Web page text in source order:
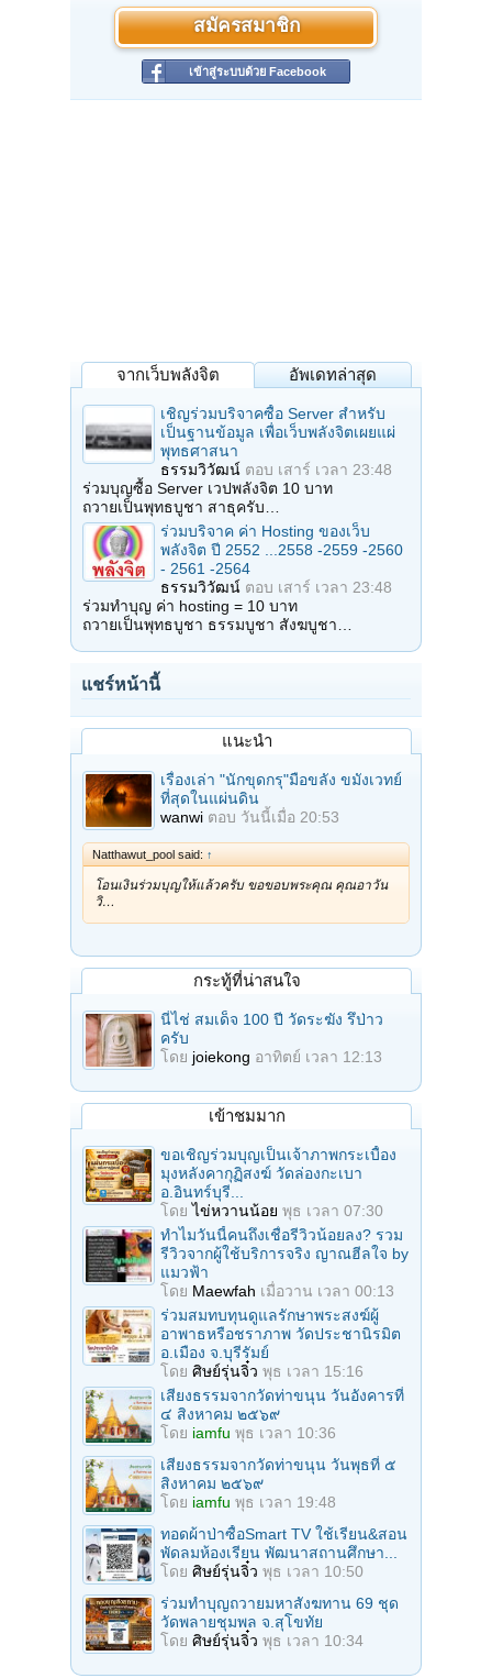
สมัครสมาชิก
เข้าสู่ระบบด้วย Facebook
จากเว็บพลังจิต อัพเดทล่าสุด
เชิญร่วมบริจาคซื้อ Server สำหรับ
เป็นฐานข้อมูล เพื่อเว็บพลังจิตเผยแผ่
พุทธศาสนา
ธรรมวิวัฒน์ ตอบ เสาร์ เวลา 23:48
ร่วมบุญซื้อ Server เวปพลังจิต 10 บาท
ถวายเป็นพุทธบูชา สาธุครับ…
ร่วมบริจาค ค่า Hosting ของเว็บ
พลังจิต ปี 2552 ...2558 -2559 -2560
- 2561 -2564
ธรรมวิวัฒน์ ตอบ เสาร์ เวลา 23:48
ร่วมทำบุญ ค่า hosting = 10 บาท
ถวายเป็นพุทธบูชา ธรรมบูชา สังฆบูชา…
แชร์หน้านี้
แนะนำ
เรื่องเล่า "นักขุดกรุ"มือขลัง ขมังเวทย์
ที่สุดในแผ่นดิน
wanwi ตอบ วันนี้เมื่อ 20:53
Natthawut_pool said: ↑
โอนเงินร่วมบุญให้แล้วครับ ขอขอบพระคุณ คุณอาวัน
วิ…
กระทู้ที่น่าสนใจ
นี่ไช่ สมเด็จ 100 ปี วัดระฆัง รึป่าว
ครับ
โดย joiekong อาทิตย์ เวลา 12:13
เข้าชมมาก
ขอเชิญร่วมบุญเป็นเจ้าภาพกระเบื้อง
มุงหลังคากุฏิสงฆ์ วัดล่องกะเบา
อ.อินทร์บุรี...
โดยไข่หวานน้อย พุธ เวลา 07:30
ทำไมวันนี้คนถึงเชื่อรีวิวน้อยลง? รวม
รีวิวจากผู้ใช้บริการจริง ญาณฮีลใจ by
แมวฟ้า
โดย Maewfah เมื่อวาน เวลา 00:13
ร่วมสมทบทุนดูแลรักษาพระสงฆ์ผู้
อาพาธหรือชราภาพ วัดประชานิรมิต
อ.เมือง จ.บุรีรัมย์
โดย ศิษย์รุ่นจิ๋ว พุธ เวลา 15:16
เสียงธรรมจากวัดท่าขนุน วันอังคารที่
๔ สิงหาคม ๒๕๖๙
โดย iamfu พุธ เวลา 10:36
เสียงธรรมจากวัดท่าขนุน วันพุธที่ ๕
สิงหาคม ๒๕๖๙
โดย iamfu พุธ เวลา 19:48
ทอดผ้าป่าซื้อSmart TV ใช้เรียน&สอน
พัดลมห้องเรียน พัฒนาสถานศึกษา...
โดย ศิษย์รุ่นจิ๋ว พุธ เวลา 10:50
ร่วมทําบุญถวายมหาสังฆทาน 69 ชุด
วัดพลายชุมพล จ.สุโขทัย
โดย ศิษย์รุ่นจิ๋ว พุธ เวลา 10:34